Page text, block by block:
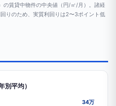
の賃貸中物件の中央値（円/㎡/月）。諸経
りのため、実質利回りは2〜3ポイント低
別平均）
34万